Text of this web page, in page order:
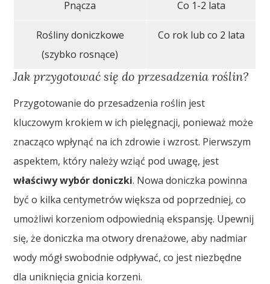
Pnącza Co 1-2 lata
Rośliny doniczkowe
(szybko rosnące)
Co rok lub co 2 lata
Jak przygotować się do przesadzenia roślin?
Przygotowanie do przesadzenia roślin jest
kluczowym krokiem w ich pielęgnacji, ponieważ może
znacząco wpłynąć na ich zdrowie i wzrost. Pierwszym
aspektem, który należy wziąć pod uwagę, jest
właściwy wybór doniczki. Nowa doniczka powinna
być o kilka centymetrów większa od poprzedniej, co
umożliwi korzeniom odpowiednią ekspansję. Upewnij
się, że doniczka ma otwory drenażowe, aby nadmiar
wody mógł swobodnie odpływać, co jest niezbędne
dla uniknięcia gnicia korzeni.